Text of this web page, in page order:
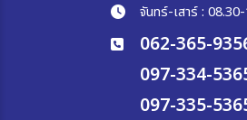
จันทร์-เสาร์ :
062-365-
097-334-
097-335-